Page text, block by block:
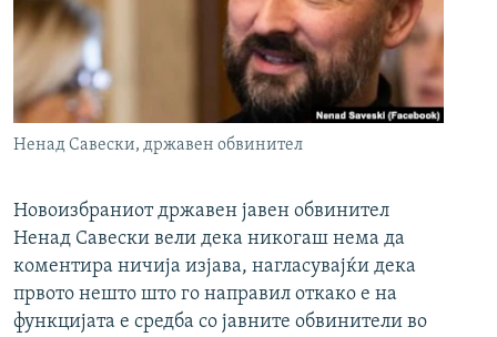
Ненад Савески, државен обвинител
Новоизбраниот државен јавен обвинител
Ненад Савески вели дека никогаш нема да
коментира ничија изјава, нагласувајќи дека
првото нешто што го направил откако е на
функцијата е средба со јавните обвинители во